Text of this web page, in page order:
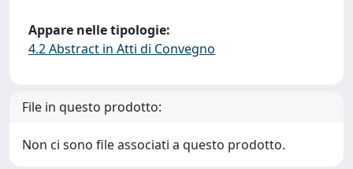
Appare nelle tipologie:
4.2 Abstract in Atti di Convegno
File in questo prodotto:
Non ci sono file associati a questo prodotto.